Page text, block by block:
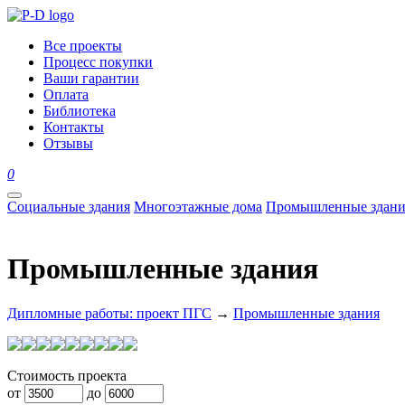
Все проекты
Процесс покупки
Ваши гарантии
Оплата
Библиотека
Контакты
Отзывы
0
Социальные здания Многоэтажные дома Промышленные
Промышленные здания
Дипломные работы: проект ПГС → Промышленные здания
Стоимость проекта
от
до